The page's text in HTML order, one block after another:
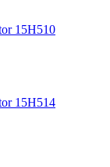
15H510
15H514